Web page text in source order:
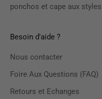
ponchos et cape aux
Besoin d'aide ?
Nous contacter
Foire Aux Questions (FAQ)
Retours et Echanges